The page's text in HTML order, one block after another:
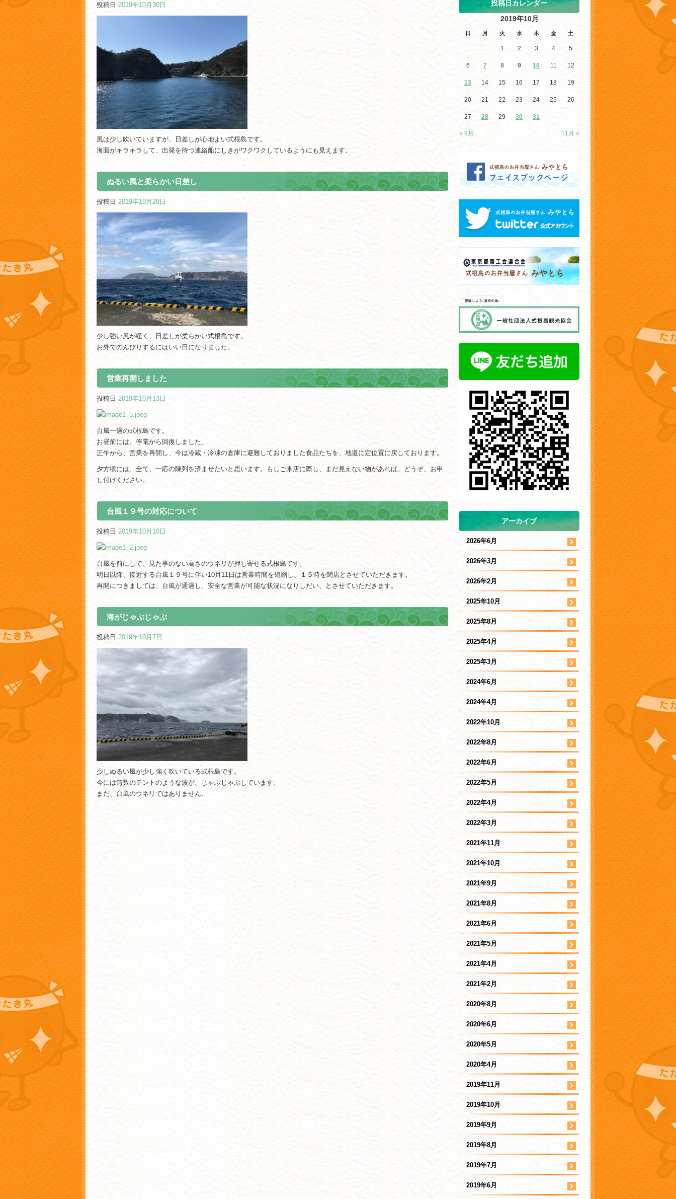
投稿日 2019年10月30日
風は少し吹いていますが、日差しが心地よい式根島です。
海面がキラキラして、出発を待つ連絡船にしきがワクワクしているようにも見えます。
ぬるい風と柔らかい日差し
投稿日 2019年10月28日
少し強い風が緩く、日差しが柔らかい式根島です。
お外でのんびりするにはいい日になりました。
営業再開しました
投稿日 2019年10月13日
台風一過の式根島です。
お昼前には、停電から回復しました。
正午から、営業を再開し、今は冷蔵・冷凍の倉庫に避難しておりました食品たちを、地道に定位置に戻しております。
夕方頃には、全て、一応の陳列を済ませたいと思います。もしご来店に際し、まだ見えない物があれば、どうぞ、お申
し付けください。
台風１９号の対応について
投稿日 2019年10月10日
台風を前にして、見た事のない高さのウネリが押し寄せる式根島です。
明日以降、接近する台風１９号に伴い10月11日は営業時間を短縮し、１５時を閉店とさせていただきます。
再開につきましては、台風が通過し、安全な営業が可能な状況になりしだい、とさせていただきます。
海がじゃぶじゃぶ
投稿日 2019年10月7日
少しぬるい風が少し強く吹いている式根島です。
今には無数のテントのような波が、じゃぶじゃぶしています。
まだ、台風のウネリではありません。
投稿日カレンダー
2019年10月
日 月 火 水 木 金 土
« 9月 11月 »
1 2 3 4 5
6 7 8 9 10 11 12
13 14 15 16 17 18 19
20 21 22 23 24 25 26
27 28 29 30 31
アーカイブ
2026年6月
2026年3月
2026年2月
2025年10月
2025年8月
2025年4月
2025年3月
2024年6月
2024年4月
2022年10月
2022年8月
2022年6月
2022年5月
2022年4月
2022年3月
2021年11月
2021年10月
2021年9月
2021年8月
2021年6月
2021年5月
2021年4月
2021年2月
2020年8月
2020年6月
2020年5月
2020年4月
2019年11月
2019年10月
2019年9月
2019年8月
2019年7月
2019年6月